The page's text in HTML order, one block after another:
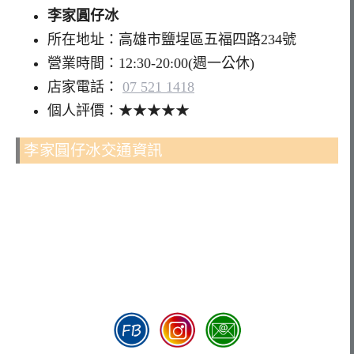
李家圓仔冰
所在地址：高雄市鹽埕區五福四路234號
營業時間：12:30-20:00(週一公休)
店家電話： 07 521 1418
個人評價：★★★★★
李家圓仔冰交通資訊